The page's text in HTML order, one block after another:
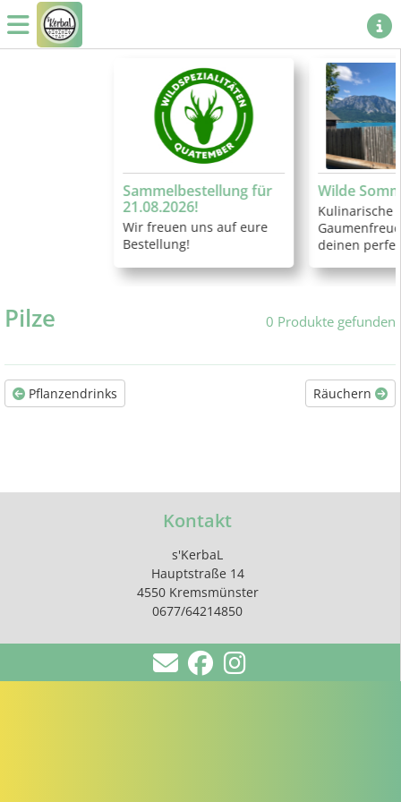
Sammelbestellung für
21.08.2026!
Wir freuen uns auf eure
Bestellung!
Wilde
Kulinarische
deinen
Pilze 0 Produkte gefunden
Pflanzendrinks Räuchern
Kontakt
s'KerbaL
Hauptstraße 14
4550 Kremsmünster
0677/64214850